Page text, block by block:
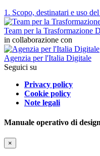
1. Scopo, destinatari e uso
Team per la Trasformazione
in collaborazione con
Agenzia per l'Italia Digitale
Seguici su
Privacy policy
Cookie policy
Note legali
Manuale operativo di design
×